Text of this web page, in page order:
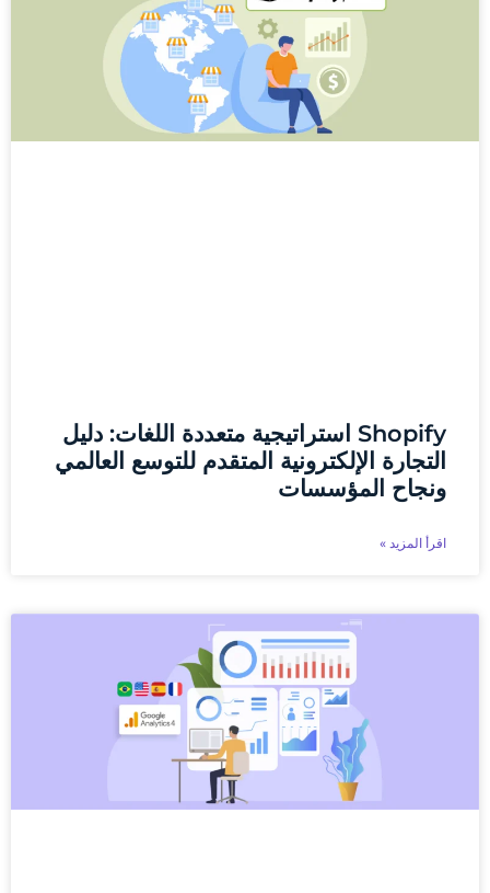
Shopify استراتيجية متعددة اللغات: دليل
التجارة الإلكترونية المتقدم للتوسع العالمي
ونجاح المؤسسات
اقرأ المزيد »